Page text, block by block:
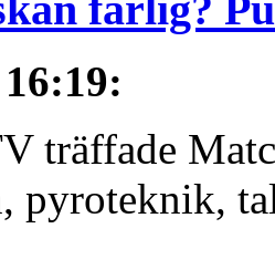
:
träffade
pyroteknik,